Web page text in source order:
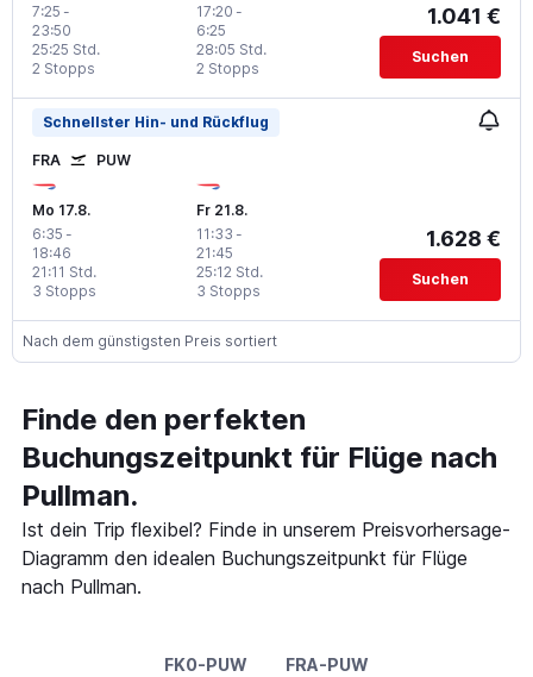
7:25 -
23:50
2 Stopps
25:25 Std.
17:20 -
6:25
2 Stopps
28:05 Std.
1.041 €
Suchen
Schnellster Hin- und Rückflug
FRA PUW
Mo 17.8.
6:35 -
18:46
3 Stopps
21:11 Std.
Fr 21.8.
11:33 -
21:45
3 Stopps
25:12 Std.
1.628 €
Suchen
Nach dem günstigsten Preis sortiert
Finde den perfekten
Buchungszeitpunkt für Flüge nach
Pullman.
Ist dein Trip flexibel? Finde in unserem Preisvorhersage-
Diagramm den idealen Buchungszeitpunkt für Flüge
nach Pullman.
FK0-PUW FRA-PUW